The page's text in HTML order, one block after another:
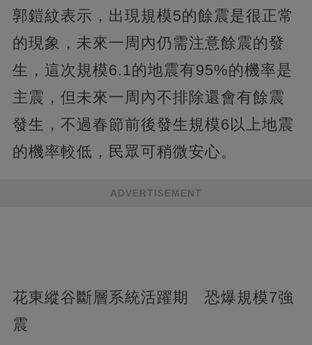
郭鎧紋表示，出現規模5的餘震是很正常
的現象，未來一周內仍需注意餘震的發
生，這次規模6.1的地震有95%的機率是
主震，但未來一周內不排除還會有餘震
發生，不過春節前後發生規模6以上地震
的機率較低，民眾可稍微安心。
ADVERTISEMENT
花東縱谷斷層系統活躍期 恐爆規模7強
震